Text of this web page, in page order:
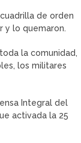
de orden
y lo quemaron.
la comunidad,
los militares
Integral del
activada la 25